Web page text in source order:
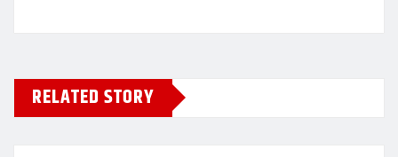
RELATED STORY